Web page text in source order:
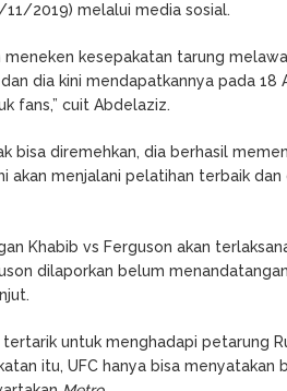
2019) melalui media sosial.
meneken kesepakatan tarung
dia kini mendapatkannya pada 18
fans,” cuit Abdelaziz.
bisa diremehkan, dia berhasil
akan menjalani pelatihan terbaik
Khabib vs Ferguson akan
dilaporkan belum
untuk menghadapi petarung
itu, UFC hanya bisa